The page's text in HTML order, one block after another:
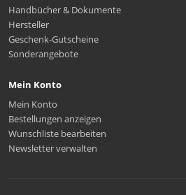
Handbücher & Dokumente
Hersteller
Geschenk-Gutscheine
Sonderangebote
Mein Konto
Mein Konto
Bestellungen anzeigen
Wunschliste bearbeiten
Newsletter verwalten